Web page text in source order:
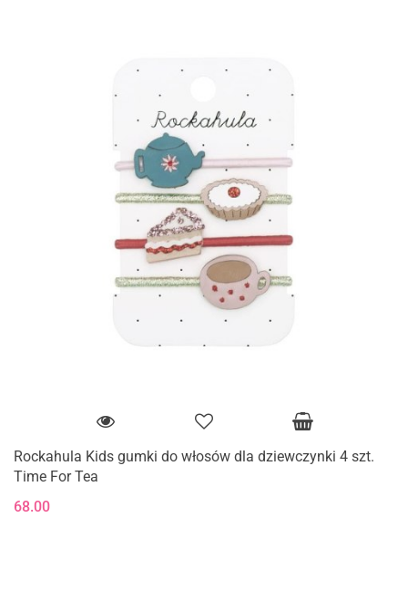
Rockahula Kids gumki do włosów dla dziewczynki 4 szt.
Time For Tea
68.00